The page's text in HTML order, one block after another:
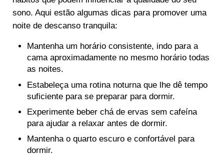
sono. Aqui estão algumas dicas para promover uma
noite de descanso tranquila:
Mantenha um horário consistente, indo para a
cama aproximadamente no mesmo horário todas
as noites.
Estabeleça uma rotina noturna que lhe dê tempo
suficiente para se preparar para dormir.
Experimente beber chá de ervas sem cafeína
para ajudar a relaxar antes de dormir.
Mantenha o quarto escuro e confortável para
dormir.